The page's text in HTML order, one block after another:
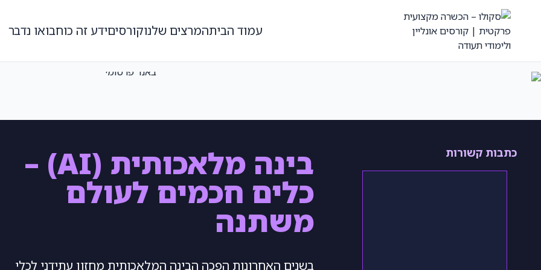
עמוד הביתהמרצים שלנוקורסיםידע זה כוחבואו נדבר
כתבות קשורות בינה מלאכותית (AI) –
כלים חכמים לעולם
משתנה
בשנים האחרונות הפכה הבינה המלאכותית מחזון עתידני לכלי